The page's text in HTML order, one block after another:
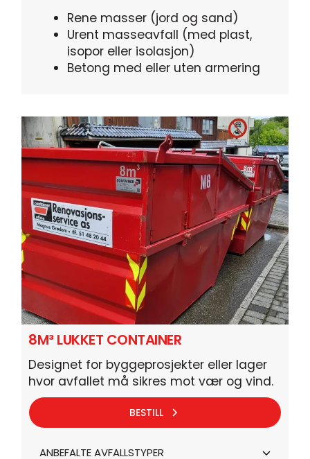
Rene masser (jord og sand)
Urent masseavfall (med plast,
isopor eller isolasjon)
Betong med eller uten armering
8M³ LUKKET CONTAINER
Designet for byggeprosjekter eller lager
hvor avfallet må sikres mot vær og vind.
BESTILL
ANBEFALTE AVFALLSTYPER